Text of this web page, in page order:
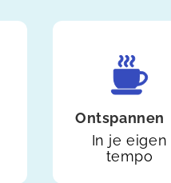
Ontspannen
In je eigen
tempo